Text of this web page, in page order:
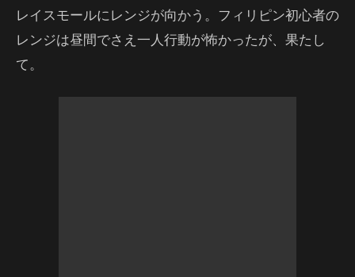
レイスモールにレンジが向かう。フィリピン初心者の
レンジは昼間でさえ一人行動が怖かったが、果たし
て。